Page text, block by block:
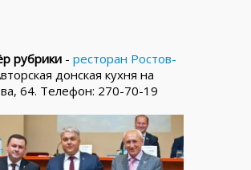
рубрики - ресторан Ростов-
донская кухня на
64. Телефон: 270-70-19